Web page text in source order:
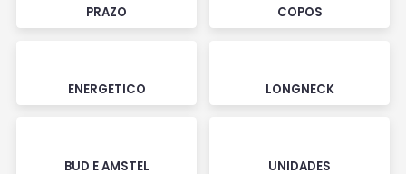
PRAZO COPOS
ENERGETICO LONGNECK
BUD E AMSTEL UNIDADES